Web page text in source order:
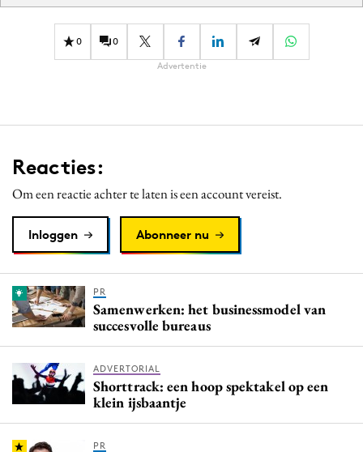
0 0
Advertentie
Reacties:
Om een reactie achter te laten is een account vereist.
Inloggen Abonneer nu
PR
Samenwerken: het businessmodel van
succesvolle bureaus
ADVERTORIAL
Shorttrack: een hoop spektakel op een
klein ijsbaantje
PR